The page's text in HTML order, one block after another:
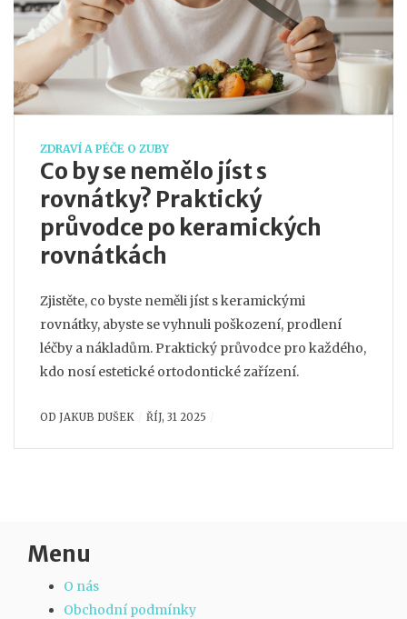
ZDRAVÍ A PÉČE O ZUBY
Co by se nemělo jíst s
rovnátky? Praktický
průvodce po keramických
rovnátkách
Zjistěte, co byste neměli jíst s keramickými
rovnátky, abyste se vyhnuli poškození, prodlení
léčby a nákladům. Praktický průvodce pro každého,
kdo nosí estetické ortodontické zařízení.
OD JAKUB DUŠEK ŘÍJ, 31 2025
Menu
O nás
Obchodní podmínky